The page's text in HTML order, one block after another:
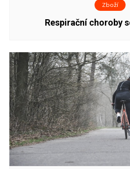
Zboží
Respirační choroby